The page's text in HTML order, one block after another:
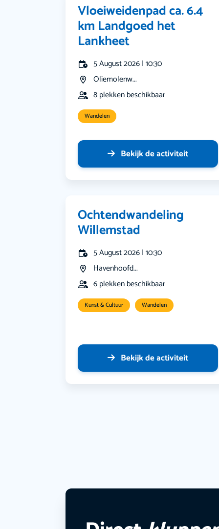
Vloeiweidenpad ca. 6.4
km Landgoed het
Lankheet
5 August 2026 | 10:30
Oliemolenw...
8 plekken beschikbaar
Wandelen
Bekijk de activiteit
Ochtendwandeling
Willemstad
5 August 2026 | 10:30
Havenhoofd...
6 plekken beschikbaar
Kunst & Cultuur Wandelen
Bekijk de activiteit